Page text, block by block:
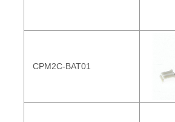
CPM2C-BAT01